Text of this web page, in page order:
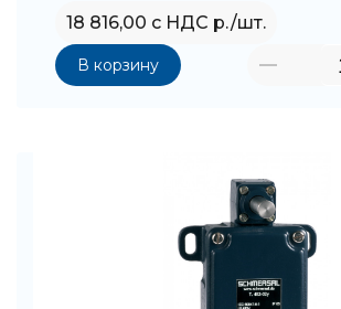
18 816,00 с НДС р./шт.
В корзину